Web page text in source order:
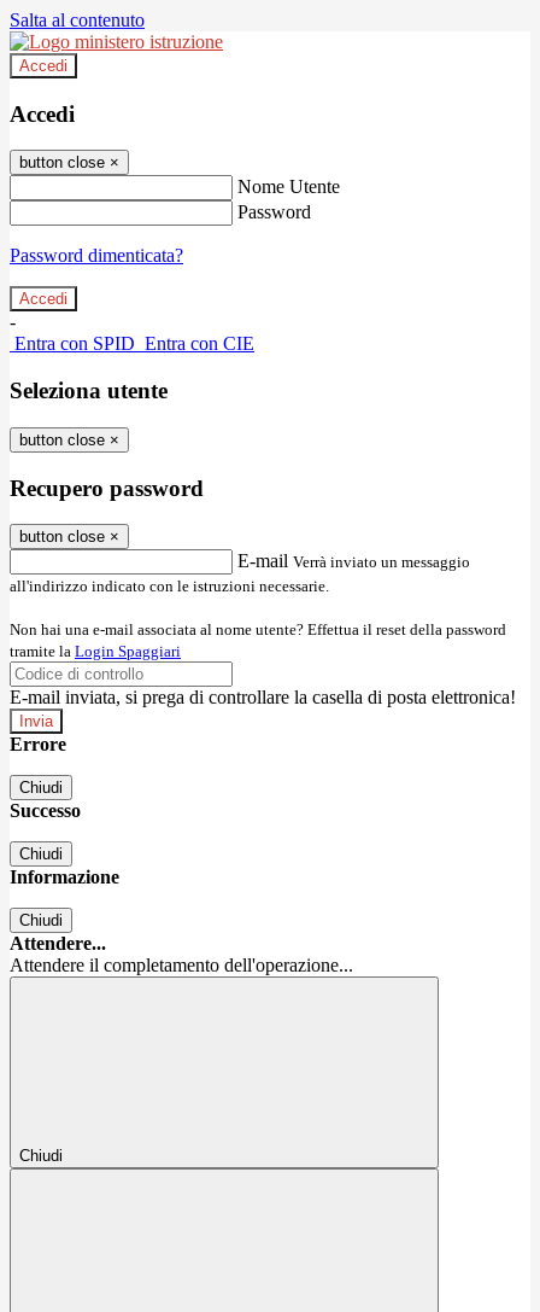
Salta al contenuto
Accedi
Accedi
button close ×
Nome Utente
Password
Password dimenticata?
-
Entra con SPID Entra con CIE
Seleziona utente
button close ×
Recupero password
button close ×
E-mail Verrà inviato un messaggio
all'indirizzo indicato con le istruzioni necessarie.
Non hai una e-mail associata al nome utente? Effettua il reset della password
tramite la Login Spaggiari
E-mail inviata, si prega di controllare la casella di posta elettronica!
Errore
Chiudi
Successo
Chiudi
Informazione
Chiudi
Attendere...
Attendere il completamento dell'operazione...
Chiudi